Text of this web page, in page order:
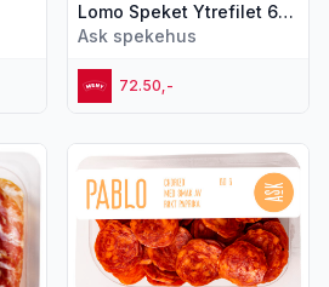
Lomo Speket Ytrefilet 60g Ask
Ask spekehus
72.50,-
"Coppa Speket Nakke 60g
Vis flere detaljer for